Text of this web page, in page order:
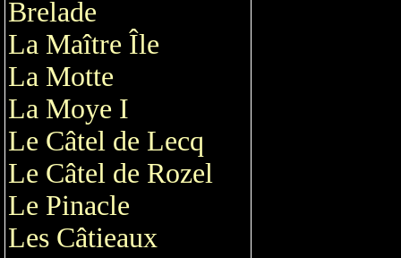
Brelade
La Maître Île
La Motte
La Moye I
Le Câtel de Lecq
Le Câtel de Rozel
Le Pinacle
Les Câtieaux